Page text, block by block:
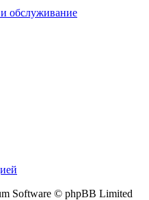
обслуживание
Software © phpBB Limited